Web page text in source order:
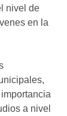
nivel de
en la
a nivel